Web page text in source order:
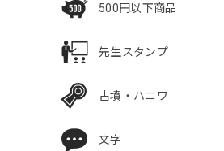
500円以下商品
先生スタンプ
古墳・ハニワ
文字